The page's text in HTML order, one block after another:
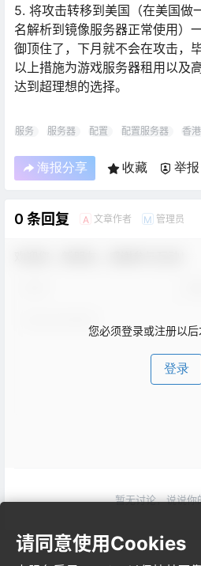
5. 将攻击转移到美国（在美国做
名解析到镜像服务器正常使用）
御顶住了，下月就不会在攻击，
以上措施为游戏服务器租用以及
达到超理想的选择。
服务 服务器 配置 配置服务器 香港
海报分享 收藏 举报
0 条回复 A 文章作者 M 管理员
您必须登录或注册以
登录
暂无讨论，说说你
请同意使用Cookies